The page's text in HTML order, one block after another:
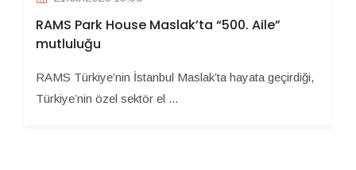
RAMS Park House Maslak’ta “500. Aile”
mutluluğu
RAMS Türkiye’nin İstanbul Maslak’ta hayata geçirdiği,
Türkiye’nin özel sektör el ...